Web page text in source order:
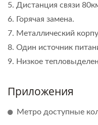
5. Дистанция связи
6. Горячая замена.
7. Металлический
8. Один источник
9. Низкое
Приложения
Метро доступные